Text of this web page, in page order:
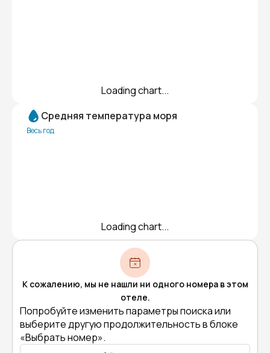
Loading chart...
Средняя температура моря
Весь год
Loading chart...
К сожалению, мы не нашли ни одного номера в этом
отеле.
Попробуйте изменить параметры поиска или
выберите другую продолжительность в блоке
«Выбрать номер».